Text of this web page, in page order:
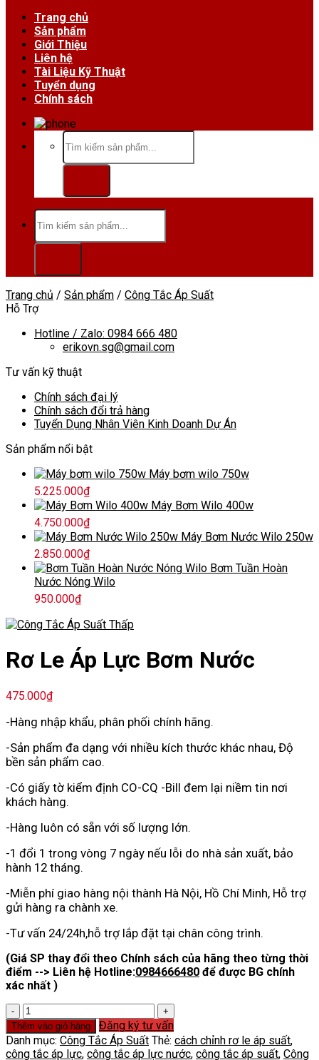
Trang chủ
Sản phẩm
Giới Thiệu
Liên hệ
Tài Liệu Kỹ Thuật
Tuyển dụng
Chính sách
Tìm
kiếm:
Tìm
kiếm:
Trang chủ / Sản phẩm / Công Tắc Áp Suất
Hỗ Trợ
Hotline / Zalo: 0984 666 480
erikovn.sg@gmail.com
Tư vấn kỹ thuật
Chính sách đại lý
Chính sách đổi trả hàng
Tuyển Dụng Nhân Viên Kinh Doanh Dự Án
Sản phẩm nổi bật
Máy bơm wilo 750w
5.225.000₫
Máy Bơm Wilo 400w
4.750.000₫
Máy Bơm Nước Wilo 250w
2.850.000₫
Bơm Tuần Hoàn
Nước Nóng Wilo
950.000₫
Rơ Le Áp Lực Bơm Nước
475.000₫
-Hàng nhập khẩu, phân phối chính hãng.
-Sản phẩm đa dạng với nhiều kích thước khác nhau, Độ
bền sản phẩm cao.
-Có giấy tờ kiểm định CO-CQ -Bill đem lại niềm tin nơi
khách hàng.
-Hàng luôn có sẵn với số lượng lớn.
-1 đổi 1 trong vòng 7 ngày nếu lỗi do nhà sản xuất, bảo
hành 12 tháng.
-Miễn phí giao hàng nội thành Hà Nội, Hồ Chí Minh, Hỗ trợ
gửi hàng ra chành xe.
-Tư vấn 24/24h,hỗ trợ lắp đặt tại chân công trình.
(Giá SP thay đổi theo Chính sách của hãng theo từng thời
điểm --> Liên hệ Hotline:0984666480 để được BG chính
xác nhất )
Rơ
Le
Áp
Lực
Thêm vào giỏ hàng
Đăng ký tư vấn
Danh mục: Công Tắc Áp Suất Thẻ: cách chỉnh rơ le áp suất,
công tắc áp lực, công tắc áp lực nước, công tắc áp suất, Công